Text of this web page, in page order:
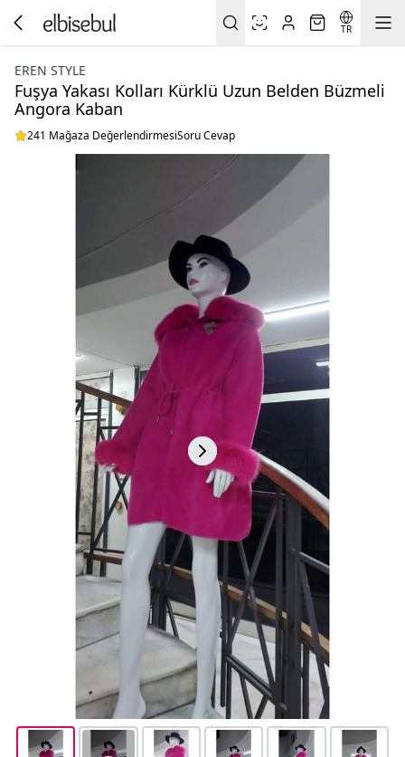
TR
EREN STYLE
Fuşya Yakası Kolları Kürklü Uzun Belden Büzmeli
Angora Kaban
241 Mağaza DeğerlendirmesiSoru Cevap